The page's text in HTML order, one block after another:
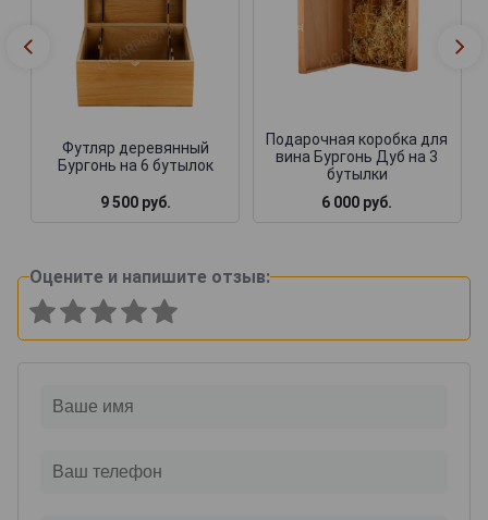
Футляр деревянный
Бургонь на 6 бутылок
9 500 руб.
Подарочная коробка для
вина Бургонь Дуб на 3
бутылки
6 000 руб.
Оцените и напишите отзыв: